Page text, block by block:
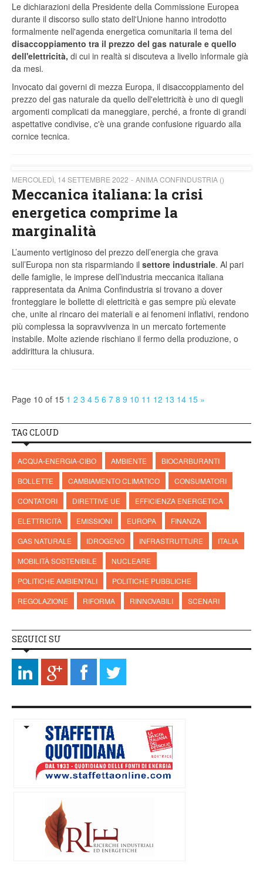
Le dichiarazioni della Presidente della Commissione Europea
durante il discorso sullo stato dell'Unione hanno introdotto
formalmente nell'agenda energetica comunitaria il tema del
disaccoppiamento tra il prezzo del gas naturale e quello
dell'elettricità, di cui in realtà si discuteva a livello informale già
da mesi.
Invocato dai governi di mezza Europa, il disaccoppiamento del
prezzo del gas naturale da quello dell'elettricità è uno di quegli
argomenti complicati da maneggiare, perché, a fronte di grandi
aspettative condivise, c'è una grande confusione riguardo alla
cornice tecnica.
MERCOLEDÌ, 14 SETTEMBRE 2022 ANIMA CONFINDUSTRIA ()
Meccanica italiana: la crisi
energetica comprime la
marginalità
L’aumento vertiginoso del prezzo dell’energia che grava
sull’Europa non sta risparmiando il settore industriale. Al pari
delle famiglie, le imprese dell’industria meccanica italiana
rappresentata da Anima Confindustria si trovano a dover
fronteggiare le bollette di elettricità e gas sempre più elevate
che, unite al rincaro dei materiali e ai fenomeni inflativi, rendono
più complessa la sopravvivenza in un mercato fortemente
instabile. Molte aziende rischiano il fermo della produzione, o
addirittura la chiusura.
Page 10 of 15 1 2 3 4 5 6 7 8 9 10 11 12 13 14 15 »
TAG CLOUD
ACQUA-ENERGIA-CIBO AMBIENTE
BIOCARBURANTI
BOLLETTE
CAMBIAMENTO CLIMATICO
CONSUMATORI
CONTATORI
DIRETTIVE UE
EFFICIENZA ENERGETICA
ELETTRICITÀ
EMISSIONI EUROPA
FINANZA
GAS NATURALE
IDROGENO INFRASTRUTTURE
ITALIA
MOBILITÀ SOSTENIBILE
NUCLEARE
POLITICHE AMBIENTALI
POLITICHE PUBBLICHE
REGOLAZIONE
RIFORMA RINNOVABILI SCENARI
SEGUICI SU